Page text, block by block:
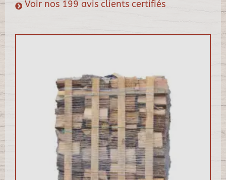
Voir nos 199 avis clients certifiés